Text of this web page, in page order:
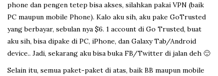
phone dan pengen tetep bisa akses, silahkan pakai VPN (baik
PC maupun mobile Phone). Kalo aku sih, aku pake GoTrusted
yang berbayar, sebulan nya $6. 1 account di Go Trusted, buat
aku sih, bisa dipake di PC, iPhone, dan Galaxy Tab/Android
device.. Jadi, sekarang aku bisa buka FB/Twitter di jalan deh 🙂
Selain itu, semua paket-paket di atas, baik BB maupun mobile